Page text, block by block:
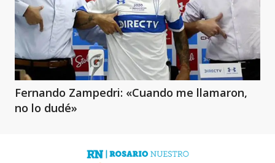
Fernando Zampedri: «Cuando me llamaron,
no lo dudé»